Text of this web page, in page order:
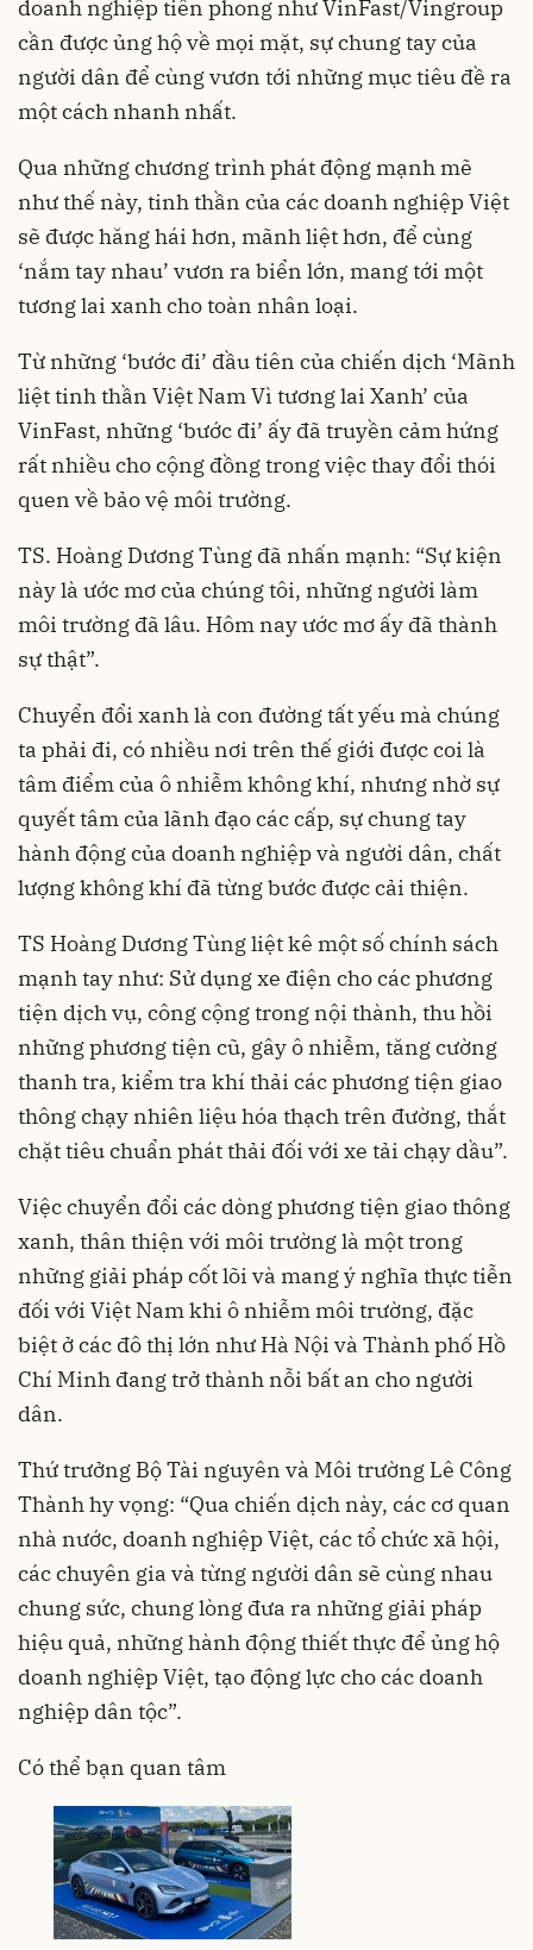
doanh nghiệp tiên phong như VinFast/Vingroup
cần được ủng hộ về mọi mặt, sự chung tay của
người dân để cùng vươn tới những mục tiêu đề ra
một cách nhanh nhất.
Qua những chương trình phát động mạnh mẽ
như thế này, tinh thần của các doanh nghiệp Việt
sẽ được hăng hái hơn, mãnh liệt hơn, để cùng
‘nắm tay nhau’ vươn ra biển lớn, mang tới một
tương lai xanh cho toàn nhân loại.
Từ những ‘bước đi’ đầu tiên của chiến dịch ‘Mãnh
liệt tinh thần Việt Nam Vì tương lai Xanh’ của
VinFast, những ‘bước đi’ ấy đã truyền cảm hứng
rất nhiều cho cộng đồng trong việc thay đổi thói
quen về bảo vệ môi trường.
TS. Hoàng Dương Tùng đã nhấn mạnh: “Sự kiện
này là ước mơ của chúng tôi, những người làm
môi trường đã lâu. Hôm nay ước mơ ấy đã thành
sự thật”.
Chuyển đổi xanh là con đường tất yếu mà chúng
ta phải đi, có nhiều nơi trên thế giới được coi là
tâm điểm của ô nhiễm không khí, nhưng nhờ sự
quyết tâm của lãnh đạo các cấp, sự chung tay
hành động của doanh nghiệp và người dân, chất
lượng không khí đã từng bước được cải thiện.
TS Hoàng Dương Tùng liệt kê một số chính sách
mạnh tay như: Sử dụng xe điện cho các phương
tiện dịch vụ, công cộng trong nội thành, thu hồi
những phương tiện cũ, gây ô nhiễm, tăng cường
thanh tra, kiểm tra khí thải các phương tiện giao
thông chạy nhiên liệu hóa thạch trên đường, thắt
chặt tiêu chuẩn phát thải đối với xe tải chạy dầu”.
Việc chuyển đổi các dòng phương tiện giao thông
xanh, thân thiện với môi trường là một trong
những giải pháp cốt lõi và mang ý nghĩa thực tiễn
đối với Việt Nam khi ô nhiễm môi trường, đặc
biệt ở các đô thị lớn như Hà Nội và Thành phố Hồ
Chí Minh đang trở thành nỗi bất an cho người
dân.
Thứ trưởng Bộ Tài nguyên và Môi trường Lê Công
Thành hy vọng: “Qua chiến dịch này, các cơ quan
nhà nước, doanh nghiệp Việt, các tổ chức xã hội,
các chuyên gia và từng người dân sẽ cùng nhau
chung sức, chung lòng đưa ra những giải pháp
hiệu quả, những hành động thiết thực để ủng hộ
doanh nghiệp Việt, tạo động lực cho các doanh
nghiệp dân tộc”.
Có thể bạn quan tâm